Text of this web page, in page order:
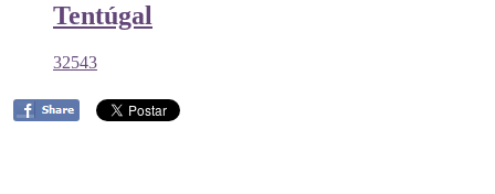
Tentúgal
32543